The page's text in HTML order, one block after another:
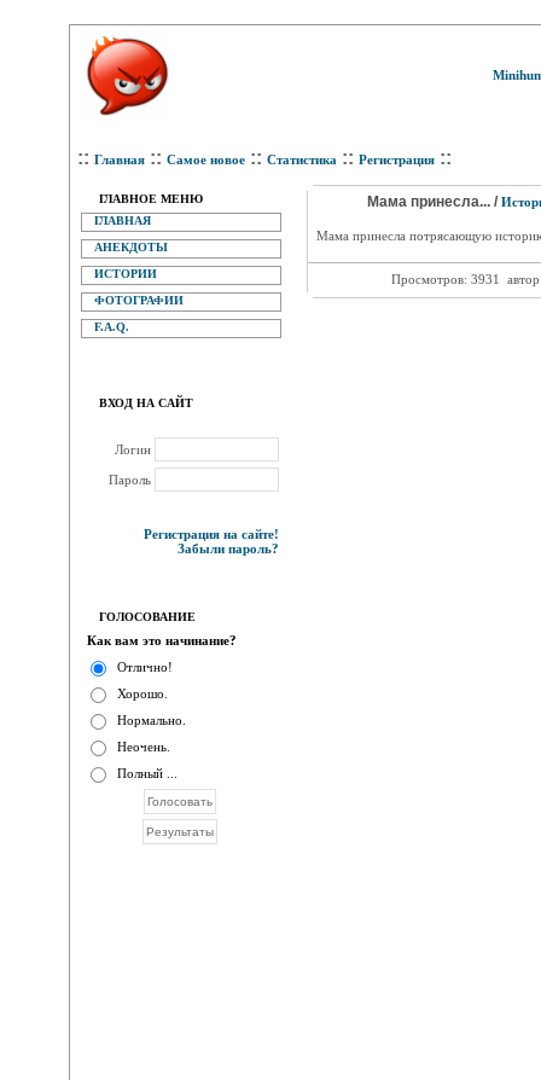
:: Главная :: Самое новое :: Статистика :: Регистрация ::
ГЛАВНОЕ МЕНЮ
ГЛАВНАЯ
АНЕКДОТЫ
ИСТОРИИ
ФОТОГРАФИИ
F.A.Q.
ВХОД НА САЙТ
Логин
Пароль
Регистрация на сайте!
Забыли пароль?
ГОЛОСОВАНИЕ
Как вам это начинание?
Отлично!
Хорошо.
Нормально.
Неочень.
Полный ...
Мама принесла... /
Мама принесла потрясающую
Просмотров: 3931